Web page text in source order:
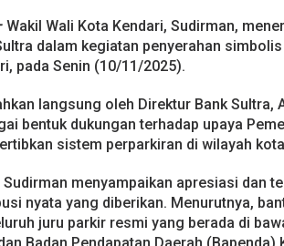
Wakil Wali Kota Kendari, Sudirman,
dalam kegiatan penyerahan
pada Senin (10/11/2025).
langsung oleh Direktur Bank Sultra,
bentuk dukungan terhadap upaya
sistem perparkiran di wilayah
menyampaikan apresiasi dan
nyata yang diberikan. Menurutnya,
juru parkir resmi yang berada di
Pesta
Miras